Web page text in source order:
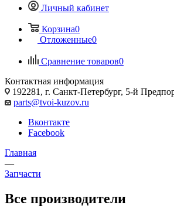
Личный кабинет
Корзина0
Отложенные0
Сравнение товаров0
Контактная информация
192281, г. Санкт-Петербург, 5-й
parts@tvoi-kuzov.ru
Вконтакте
Facebook
Главная
—
Запчасти
Все производители